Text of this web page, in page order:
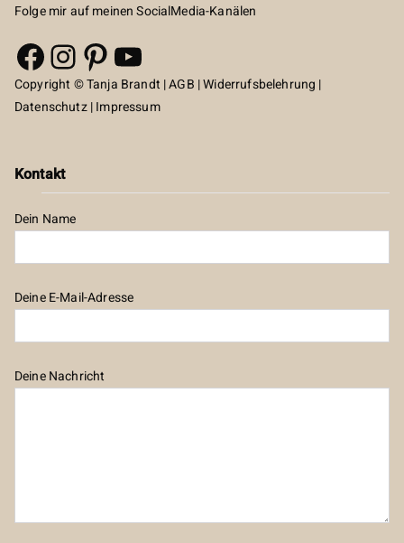
Folge mir auf meinen SocialMedia-Kanälen
Facebook
Instagram
Pinterest
YouTube
Copyright © Tanja Brandt |AGB |Widerrufsbelehrung |
Datenschutz|Impressum
Kontakt
Dein Name
Deine E-Mail-Adresse
Deine Nachricht